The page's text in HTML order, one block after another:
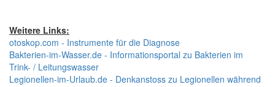
Weitere Links:
otoskop.com - Instrumente für die Diagnose
Bakterien-im-Wasser.de - Informationsportal zu Bakterien im
Trink- / Leitungswasser
Legionellen-im-Urlaub.de - Denkanstoss zu Legionellen während